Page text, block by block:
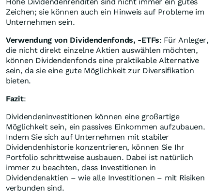
Zeichen; sie können auch ein Hinweis auf Probleme im
Unternehmen sein.
Verwendung von Dividendenfonds, -ETFs: Für Anleger,
die nicht direkt einzelne Aktien auswählen möchten,
können Dividendenfonds eine praktikable Alternative
sein, da sie eine gute Möglichkeit zur Diversifikation
bieten.
Fazit:
Dividendeninvestitionen können eine großartige
Möglichkeit sein, ein passives Einkommen aufzubauen.
Indem Sie sich auf Unternehmen mit stabiler
Dividendenhistorie konzentrieren, können Sie Ihr
Portfolio schrittweise ausbauen. Dabei ist natürlich
immer zu beachten, dass Investitionen in
Dividendenaktien – wie alle Investitionen – mit Risiken
verbunden sind.